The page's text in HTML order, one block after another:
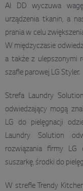
AI DD wyczuwa
urządzenia tkanin, a
prania w celu
W międzyczasie
a także z ulepszonymi
szafie parowej LG Styler.
Strefa Laundry
odwiedzający mogą
LG do pielęgnacji
Laundry Solution
rozwiązania firmy LG
suszarkę, środki do
W strefie Trendy